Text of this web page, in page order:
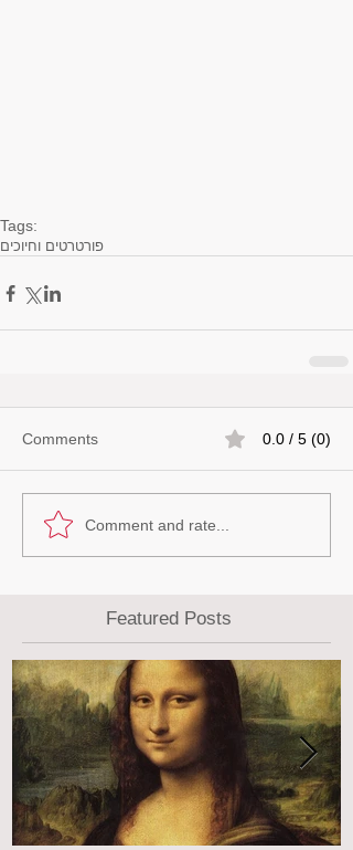
Tags:
פורטרטים וחיוכים
Comments 0.0 / 5 (0)
Comment and rate...
Featured Posts